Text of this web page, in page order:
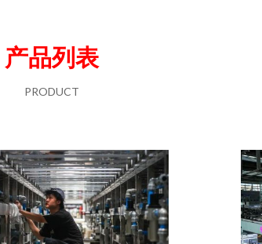
产品列表
PRODUCT